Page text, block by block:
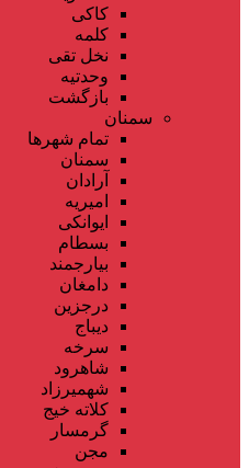
کاکی
کلمه
نخل تقی
وحدتیه
بازگشت
سمنان
تمام شهر‌ها
سمنان
آرادان
امیریه
ایوانکی
بسطام
بیارجمند
دامغان
درجزین
دیباج
سرخه
شاهرود
شهمیرزاد
کلاته خیج
گرمسار
مجن